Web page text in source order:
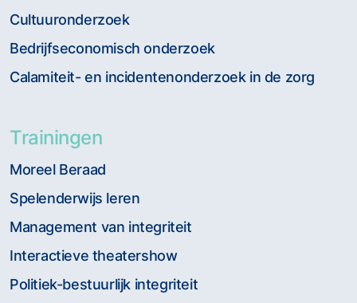
Cultuuronderzoek
Bedrijfseconomisch onderzoek
Calamiteit- en incidentenonderzoek in de zorg
Trainingen
Moreel Beraad
Spelenderwijs leren
Management van integriteit
Interactieve theatershow
Politiek-bestuurlijk integriteit